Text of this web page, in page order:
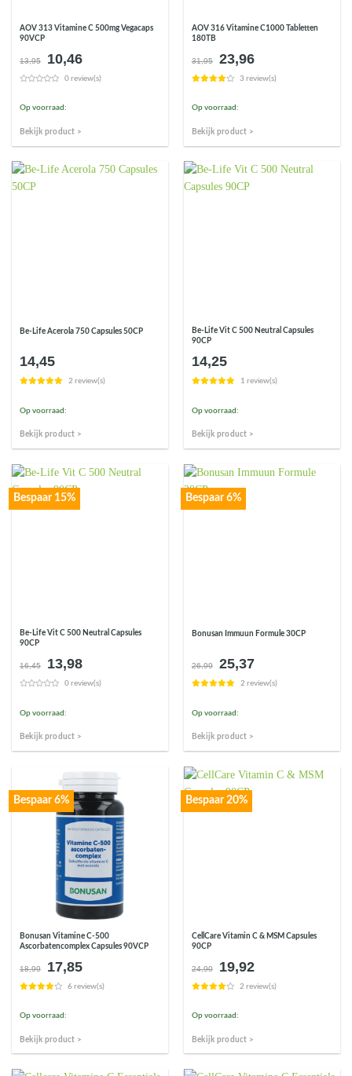
AOV 313 Vitamine C 500mg Vegacaps
90VCP
13,95
Oorspronkelijke
prijs
was:
10,46Huidige
prijs
is:
0 review(s)
Op voorraad:
Bekijk product >
AOV 316 Vitamine C1000 Tabletten
180TB
31,95
Oorspronkelijke
prijs
was:
23,96Huidige
prijs
is:
3 review(s)
Op voorraad:
Bekijk product >
Be-Life Acerola 750 Capsules 50CP
14,45
2 review(s)
Op voorraad:
Bekijk product >
Be-Life Vit C 500 Neutral Capsules
90CP
14,25
1 review(s)
Op voorraad:
Bekijk product >
Bespaar 15%
Be-Life Vit C 500 Neutral Capsules
90CP
16,45
Oorspronkelijke
prijs
was:
13,98Huidige
prijs
is:
0 review(s)
Op voorraad:
Bekijk product >
Bespaar 6%
Bonusan Immuun Formule 30CP
26,99
Oorspronkelijke
prijs
was:
25,37Huidige
prijs
is:
2 review(s)
Op voorraad:
Bekijk product >
Bespaar 6%
Bonusan Vitamine C-500
Ascorbatencomplex Capsules 90VCP
18,99
Oorspronkelijke
prijs
was:
17,85Huidige
prijs
is:
6 review(s)
Op voorraad:
Bekijk product >
Bespaar 20%
CellCare Vitamin C & MSM Capsules
90CP
24,90
Oorspronkelijke
prijs
was:
19,92Huidige
prijs
is:
2 review(s)
Op voorraad:
Bekijk product >